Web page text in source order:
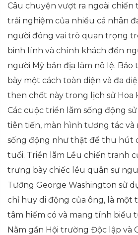
Câu chuyện vượt ra ngoài chiến
trải nghiệm của nhiều cá nhân
người đóng vai trò quan trọng
binh lính và chính khách đến
người Mỹ bản địa làm nô lệ.
bày một cách toàn diện và đa
then chốt này trong lịch sử Hoa
Các cuộc triển lãm sống động
tiên tiến, màn hình tương tác và
sống động như thật để thu hút
tuổi. Triển lãm Lều chiến tranh
trưng bày chiếc lều quân sự
Tướng George Washington sử
chỉ huy di động của ông, là một
tâm hiếm có và mang tính biểu
Nằm gần Hội trường Độc lập và